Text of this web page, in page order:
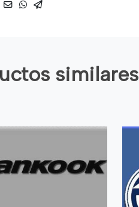
similares